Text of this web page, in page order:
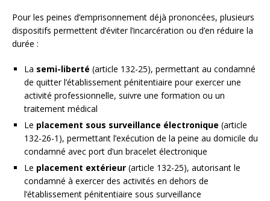
Pour les peines d’emprisonnement déjà prononcées, plusieurs
dispositifs permettent d’éviter l’incarcération ou d’en réduire la
durée :
La semi-liberté (article 132-25), permettant au condamné
de quitter l’établissement pénitentiaire pour exercer une
activité professionnelle, suivre une formation ou un
traitement médical
Le placement sous surveillance électronique (article
132-26-1), permettant l’exécution de la peine au domicile du
condamné avec port d’un bracelet électronique
Le placement extérieur (article 132-25), autorisant le
condamné à exercer des activités en dehors de
l’établissement pénitentiaire sous surveillance